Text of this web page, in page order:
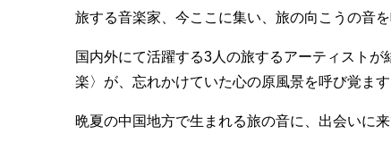
旅する音楽家、今ここに集い、旅の向こうの音
国内外にて活躍する3人の旅するアーティスト
楽〉が、忘れかけていた心の原風景を呼び覚ます
晩夏の中国地方で生まれる旅の音に、出会いに来